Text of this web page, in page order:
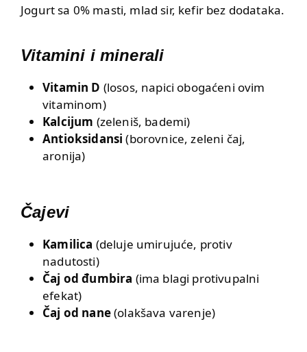
Jogurt sa 0% masti, mlad sir, kefir bez dodataka.
Vitamini i minerali
Vitamin D (losos, napici obogaćeni ovim
vitaminom)
Kalcijum (zeleniš, bademi)
Antioksidansi(borovnice, zeleni čaj,
aronija)
Čajevi
Kamilica (deluje umirujuće, protiv
nadutosti)
Čaj od đumbira (ima blagi protivupalni
efekat)
Čaj od nane(olakšava varenje)